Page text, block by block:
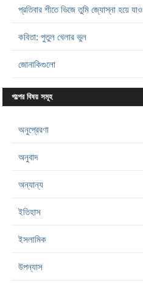
প্রতিবার শীতে ভিজে তুমি জ্যোস্না হয়ে যাও
কবিতা: পুতুল খেলার ভুল
জোনাকিগুলো
গল্পের বিষয় সমূহ
অনুপ্রেরণা
অনুবাদ
অন্যান্য
ইতিহাস
ইসলামিক
উপন্যাস